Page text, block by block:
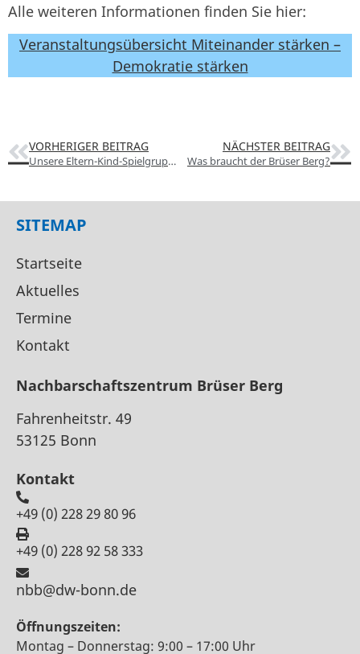
Alle weiteren Informationen finden Sie hier:
Veranstaltungsübersicht Miteinander stärken –
Demokratie stärken
VORHERIGER BEITRAG
Unsere Eltern-Kind-Spielgruppe im NBB
NÄCHSTER BEITRAG
Was braucht der Brüser Berg?
SITEMAP
Startseite
Aktuelles
Termine
Kontakt
Nachbarschaftszentrum Brüser Berg
Fahrenheitstr. 49
53125 Bonn
Kontakt
+49 (0) 228 29 80 96
+49 (0) 228 92 58 333
nbb@dw-bonn.de
Öffnungszeiten:
Montag – Donnerstag: 9:00 – 17:00 Uhr